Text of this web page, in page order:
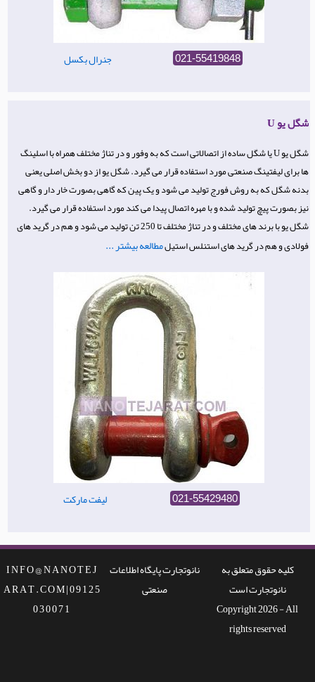
جنرال بکسل 021-55419848
شگل یو U
شگل یو U یا شگل ساده از اتصالاتی است که به وفور و در تناژ مختلف همراه با اسلینگ
ها برای لیفتینگ صنعتی مورد استفاده قرار می گیرد. شگل یو از دو بخش اصلی یعنی
بدنه شگل که به روش فورج تولید می شود و یک پین که گاهی بصورت خار دار و گاهی
نیز بصورت پیچ تولید شده و با مهره اتصال پیدا می کند مورد استفاده قرار می گیرد.
شگل یو با برند های مختلف و در تناژ مختلف تا 250 تن تولید می شود و هم در گرید های
فولادی و هم در گرید های استنلس استیلمطالعه بیشتر ...
لیفت مارکت 021-55429480
I N F O @ N A N O T E J
A R A T . C O M | 0 9 1 2 5
0 3 0 0 7 1
نانوتجارت پایگاه اطلاعات
صنعتی
کلیه حقوق متعلق به
نانوتجارت است
Copyright 2026 - All
rights reserved